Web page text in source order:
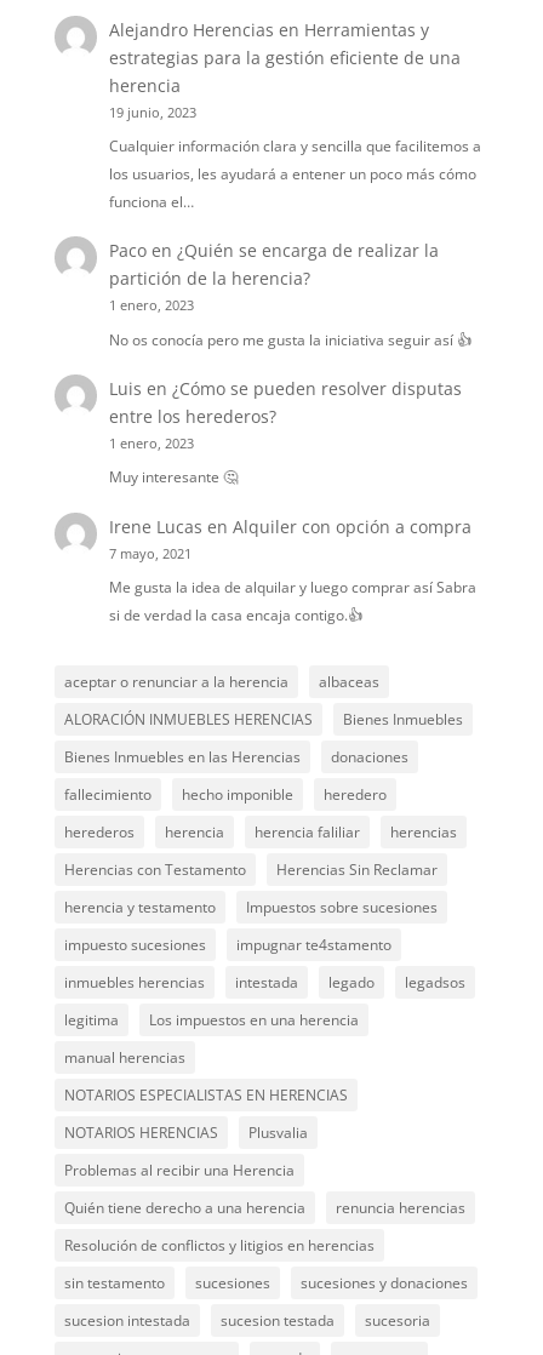
Alejandro Herencias en Herramientas y
estrategias para la gestión eficiente de una
herencia
19 junio, 2023
Cualquier información clara y sencilla que facilitemos a
los usuarios, les ayudará a entener un poco más cómo
funciona el…
Paco en¿Quién se encarga de realizar la
partición de la herencia?
1 enero, 2023
No os conocía pero me gusta la iniciativa seguir así 👍
Luis en¿Cómo se pueden resolver disputas
entre los herederos?
1 enero, 2023
Muy interesante 🤔
Irene Lucas enAlquiler con opción a compra
7 mayo, 2021
Me gusta la idea de alquilar y luego comprar así Sabra
si de verdad la casa encaja contigo.👍
aceptar o renunciar a la herencia
albaceas
ALORACIÓN INMUEBLES HERENCIAS
Bienes Inmuebles
Bienes Inmuebles en las Herencias
donaciones
fallecimiento
hecho imponible
heredero
herederos
herencia herencia faliliar
herencias
Herencias con Testamento
Herencias Sin Reclamar
herencia y testamento
Impuestos sobre sucesiones
impuesto sucesiones
impugnar te4stamento
inmuebles herencias
intestada legado
legadsos
legitima
Los impuestos en una herencia
manual herencias
NOTARIOS ESPECIALISTAS EN HERENCIAS
NOTARIOS HERENCIAS
Plusvalia
Problemas al recibir una Herencia
Quién tiene derecho a una herencia
renuncia herencias
Resolución de conflictos y litigios en herencias
sin testamento
sucesiones
sucesiones y donaciones
sucesion intestada
sucesion testada
sucesoria